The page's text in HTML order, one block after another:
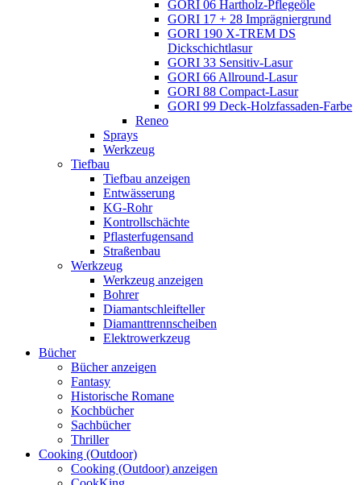
GORI 06 Hartholz-Pflegeöle
GORI 17 + 28 Imprägniergrund
GORI 190 X-TREM DS
Dickschichtlasur
GORI 33 Sensitiv-Lasur
GORI 66 Allround-Lasur
GORI 88 Compact-Lasur
GORI 99 Deck-Holzfassaden-Farbe
Reneo
Sprays
Werkzeug
Tiefbau
Tiefbau anzeigen
Entwässerung
KG-Rohr
Kontrollschächte
Pflasterfugensand
Straßenbau
Werkzeug
Werkzeug anzeigen
Bohrer
Diamantschleifteller
Diamanttrennscheiben
Elektrowerkzeug
Bücher
Bücher anzeigen
Fantasy
Historische Romane
Kochbücher
Sachbücher
Thriller
Cooking (Outdoor)
Cooking (Outdoor) anzeigen